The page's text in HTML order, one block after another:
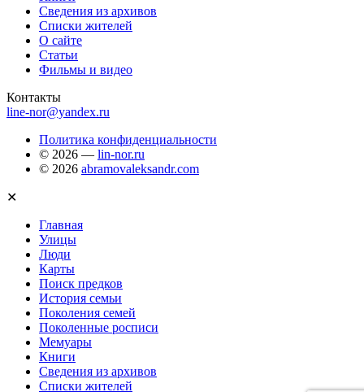
Сведения из архивов
Списки жителей
О сайте
Статьи
Фильмы и видео
Контакты
line-nor@yandex.ru
Политика конфиденциальности
© 2026 — lin-nor.ru
© 2026 abramovaleksandr.com
✕
Главная
Улицы
Люди
Карты
Поиск предков
История семьи
Поколения семей
Поколенные росписи
Мемуары
Книги
Сведения из архивов
Списки жителей